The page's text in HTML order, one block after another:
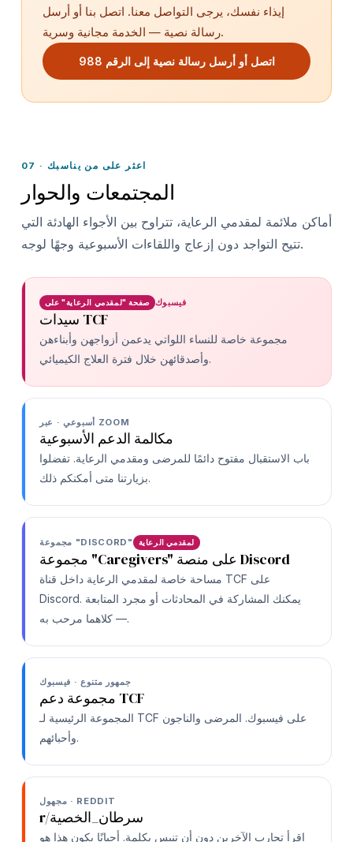
إيذاء نفسك، يرجى التواصل معنا. اتصل بنا أو أرسل
رسالة نصية — الخدمة مجانية وسرية.
اتصل أو أرسل رسالة نصية إلى الرقم 988
07 · اعثر على من يناسبك
المجتمعات والحوار
أماكن ملائمة لمقدمي الرعاية، تتراوح بين الأجواء الهادئة التي
تتيح التواجد دون إزعاج واللقاءات الأسبوعية وجهًا لوجه.
صفحة "لمقدمي الرعاية" على فيسبوك
سيدات TCF
مجموعة خاصة للنساء اللواتي يدعمن أزواجهن وأبناءهن
وأصدقائهن خلال فترة العلاج الكيميائي.
أسبوعي · عبر ZOOM
مكالمة الدعم الأسبوعية
باب الاستقبال مفتوح دائمًا للمرضى ومقدمي الرعاية. تفضلوا
بزيارتنا متى أمكنكم ذلك.
مجموعة "DISCORD" لمقدمي الرعاية
مجموعة "Caregivers" على منصة Discord
مساحة خاصة لمقدمي الرعاية داخل قناة TCF على
Discord. يمكنك المشاركة في المحادثات أو مجرد المتابعة
— كلاهما مرحب به.
جمهور متنوع · فيسبوك
مجموعة دعم TCF
المجموعة الرئيسية لـ TCF على فيسبوك. المرضى والناجون
وأحبائهم.
مجهول · REDDIT
r/سرطان_الخصية
اقرأ تجارب الآخرين دون أن تنبس بكلمة. أحيانًا يكون هذا هو